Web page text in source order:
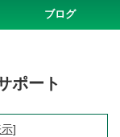
ブログ
ポート
]